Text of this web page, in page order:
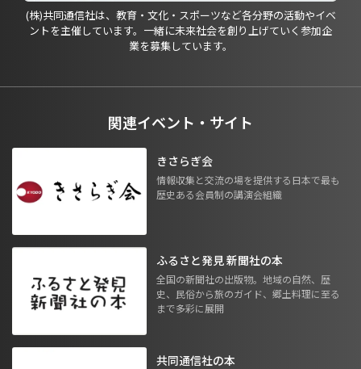
(株)共同通信社は、教育・文化・スポーツなど各分野の活動やイベ
ントを主催しています。一緒に未来社会を創り上げていく参加企
業を募集しています。
関連イベント・サイト
きさらぎ会
情報収集と交流の場を提供する日本で最も
歴史ある会員制の講演会組織
ふるさと発見 新聞社の本
全国の新聞社の出版物。地域の自然、歴
史、民俗から旅のガイド、郷土料理に至る
まで多彩に展開
共同通信社の本